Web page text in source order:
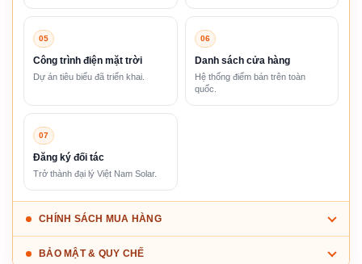
05
Công trình điện mặt trời
Dự án tiêu biểu đã triển khai.
06
Danh sách cửa hàng
Hệ thống điểm bán trên toàn
quốc.
07
Đăng ký đối tác
Trở thành đại lý Việt Nam Solar.
CHÍNH SÁCH MUA HÀNG
BẢO MẬT & QUY CHẾ